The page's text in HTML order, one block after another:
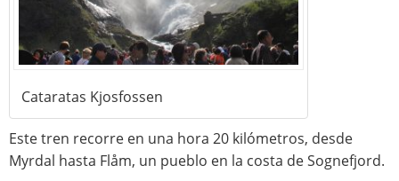
Cataratas Kjosfossen
Este tren recorre en una hora 20 kilómetros, desde
Myrdal hasta Flåm, un pueblo en la costa de Sognefjord.